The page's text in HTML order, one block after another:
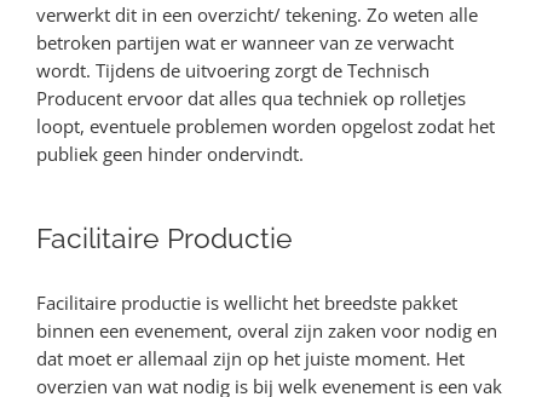
verwerkt dit in een overzicht/ tekening. Zo weten alle
betroken partijen wat er wanneer van ze verwacht
wordt. Tijdens de uitvoering zorgt de Technisch
Producent ervoor dat alles qua techniek op rolletjes
loopt, eventuele problemen worden opgelost zodat het
publiek geen hinder ondervindt.
Facilitaire Productie
Facilitaire productie is wellicht het breedste pakket
binnen een evenement, overal zijn zaken voor nodig en
dat moet er allemaal zijn op het juiste moment. Het
overzien van wat nodig is bij welk evenement is een vak